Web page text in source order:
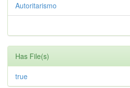
Autoritarismo
Has File(s)
true